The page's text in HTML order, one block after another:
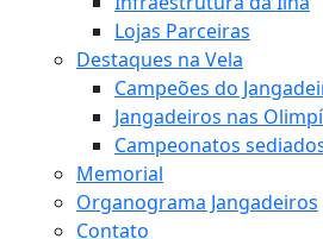
Lojas Parceiras
Destaques na Vela
Campeões do
Jangadeiros nas
Campeonatos
Memorial
Organograma Jangadeiros
Contato